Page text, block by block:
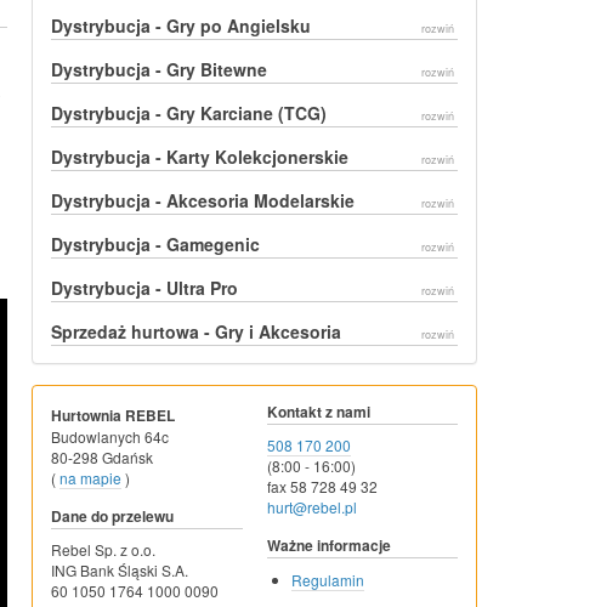
Dystrybucja - Gry po Angielsku rozwiń
Dystrybucja - Gry Bitewne rozwiń
Dystrybucja - Gry Karciane (TCG) rozwiń
Dystrybucja - Karty Kolekcjonerskie rozwiń
Dystrybucja - Akcesoria Modelarskie rozwiń
Dystrybucja - Gamegenic rozwiń
Dystrybucja - Ultra Pro rozwiń
Sprzedaż hurtowa - Gry i Akcesoria rozwiń
Hurtownia REBEL
Budowlanych 64c
80-298 Gdańsk
(na mapie )
Dane do przelewu
Rebel Sp. z o.o.
ING Bank Śląski S.A.
60 1050 1764 1000 0090
Kontakt z nami
508 170 200
(8:00 - 16:00)
fax 58 728 49 32
hurt@rebel.pl
Ważne informacje
Regulamin